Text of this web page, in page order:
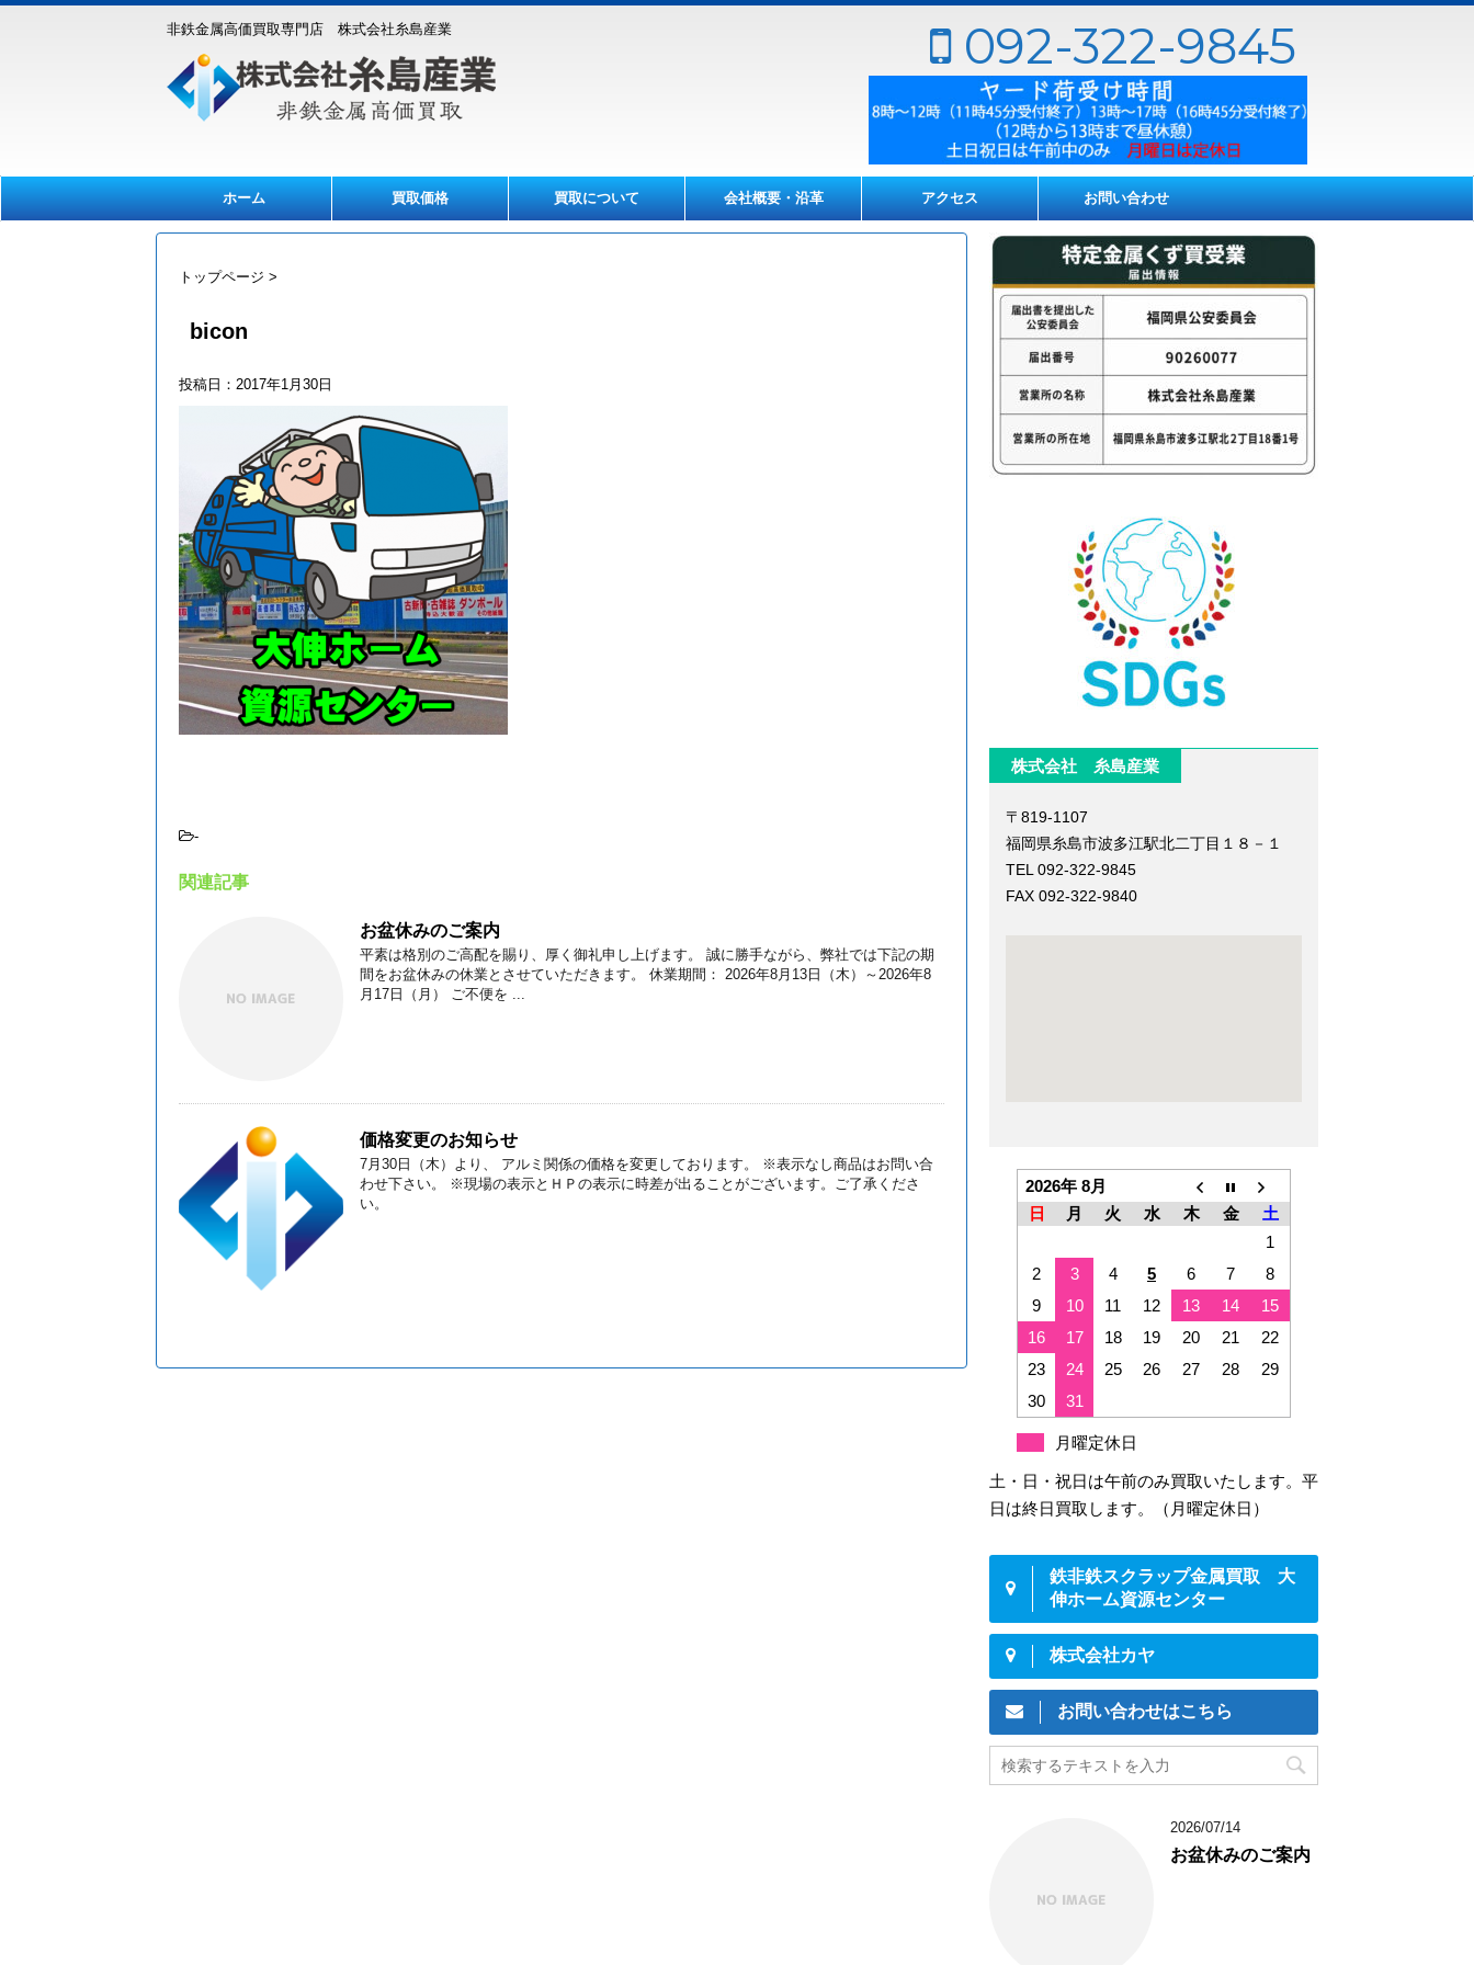
非鉄金属高価買取専門店 株式会社糸島産業 092-322-9845
ホーム 買取価格 買取について 会社概要・沿革 アクセス お問い合わせ
トップページ >
bicon
投稿日： 2017年1月30日
-
関連記事
お盆休みのご案内
平素は格別のご高配を賜り、厚く御礼申し上げます。 誠に勝手ながら、弊社では下記の期
間をお盆休みの休業とさせていただきます。 休業期間： 2026年8月13日（木）～2026年8
月17日（月） ご不便を ...
価格変更のお知らせ
7月30日（木）より、 アルミ関係の価格を変更しております。 ※表示なし商品はお問い合
わせ下さい。 ※現場の表示とＨＰの表示に時差が出ることがございます。ご了承くださ
い。
株式会社 糸島産業
〒819-1107
福岡県糸島市波多江駅北二丁目１８－１
TEL 092-322-9845
FAX 092-322-9840
2026年 8月
日
月 火 水 木 金
土
1
2
3 4 5 6 7
8
9
10 11 12 13 14
15
16
17 18 19 20 21
22
23
24 25 26 27 28
29
30
31
月曜定休日
土・日・祝日は午前のみ買取いたします。平
日は終日買取します。（月曜定休日）
鉄非鉄スクラップ金属買取 大
伸ホーム資源センター
株式会社カヤ
お問い合わせはこちら
2026/07/14
お盆休みのご案内